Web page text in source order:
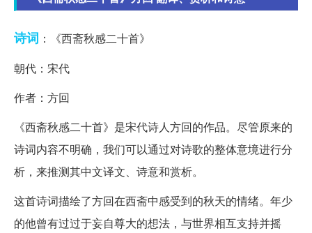
诗词 ：《西斋秋感二十首》
朝代：宋代
作者：方回
《西斋秋感二十首》是宋代诗人方回的作品。尽管原来的
诗词内容不明确，我们可以通过对诗歌的整体意境进行分
析，来推测其中文译文、诗意和赏析。
这首诗词描绘了方回在西斋中感受到的秋天的情绪。年少
的他曾有过过于妄自尊大的想法，与世界相互支持并摇